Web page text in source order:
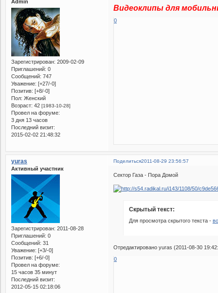
Admin
Зарегистрирован: 2009-02-09
Приглашений: 0
Сообщений: 747
Уважение: [+27/-0]
Позитив: [+8/-0]
Пол: Женский
Возраст: 42 [1983-10-28]
Провел на форуме:
3 дня 13 часов
Последний визит:
2015-02-02 21:48:32
Видеоклипы для
0
Поделиться2011-08-29 23:56:57
yuras
Активный участник
Зарегистрирован: 2011-08-28
Приглашений: 0
Сообщений: 31
Уважение: [+3/-0]
Позитив: [+6/-0]
Провел на форуме:
15 часов 35 минут
Последний визит:
2012-05-15 02:18:06
Сектор Газа - Пора Домой
Скрытый текст:
Для просмотра скрытого текста -
Отредактировано yuras (2011-08-30
0